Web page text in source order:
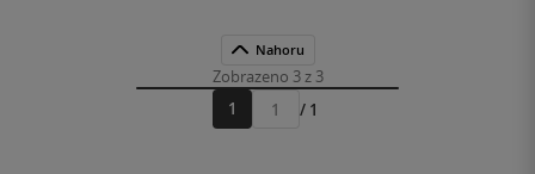
Nahoru
Zobrazeno 3 z 3
1
Přejít
/ 1